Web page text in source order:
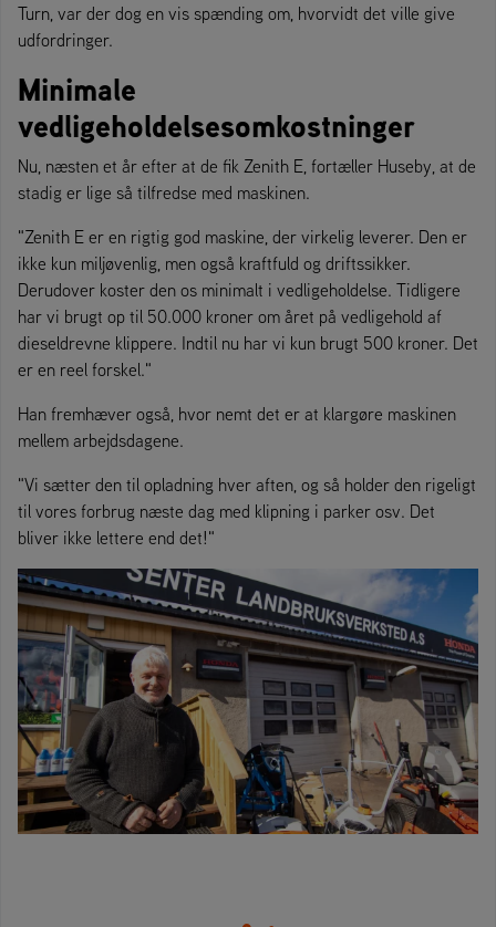
Turn, var der dog en vis spænding om, hvorvidt det ville give
udfordringer.
Minimale
vedligeholdelsesomkostninger
Nu, næsten et år efter at de fik Zenith E, fortæller Huseby, at de
stadig er lige så tilfredse med maskinen.
"Zenith E er en rigtig god maskine, der virkelig leverer. Den er
ikke kun miljøvenlig, men også kraftfuld og driftssikker.
Derudover koster den os minimalt i vedligeholdelse. Tidligere
har vi brugt op til 50.000 kroner om året på vedligehold af
dieseldrevne klippere. Indtil nu har vi kun brugt 500 kroner. Det
er en reel forskel."
Han fremhæver også, hvor nemt det er at klargøre maskinen
mellem arbejdsdagene.
"Vi sætter den til opladning hver aften, og så holder den rigeligt
til vores forbrug næste dag med klipning i parker osv. Det
bliver ikke lettere end det!"